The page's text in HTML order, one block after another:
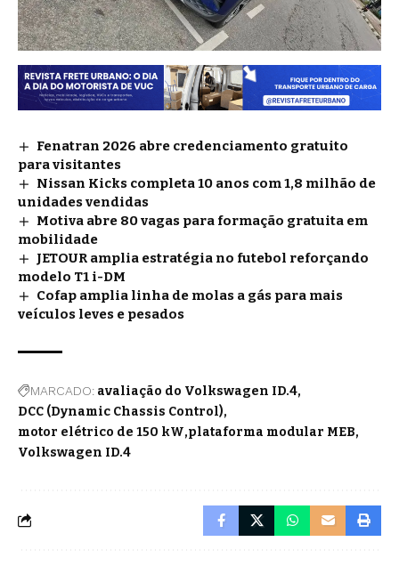
Fenatran 2026 abre credenciamento gratuito
para visitantes
Nissan Kicks completa 10 anos com 1,8 milhão de
unidades vendidas
Motiva abre 80 vagas para formação gratuita em
mobilidade
JETOUR amplia estratégia no futebol reforçando
modelo T1 i-DM
Cofap amplia linha de molas a gás para mais
veículos leves e pesados
MARCADO: avaliação do Volkswagen ID.4
DCC (Dynamic Chassis Control)
motor elétrico de 150 kW plataforma modular MEB
Volkswagen ID.4